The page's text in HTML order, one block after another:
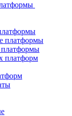
платформы
платформ